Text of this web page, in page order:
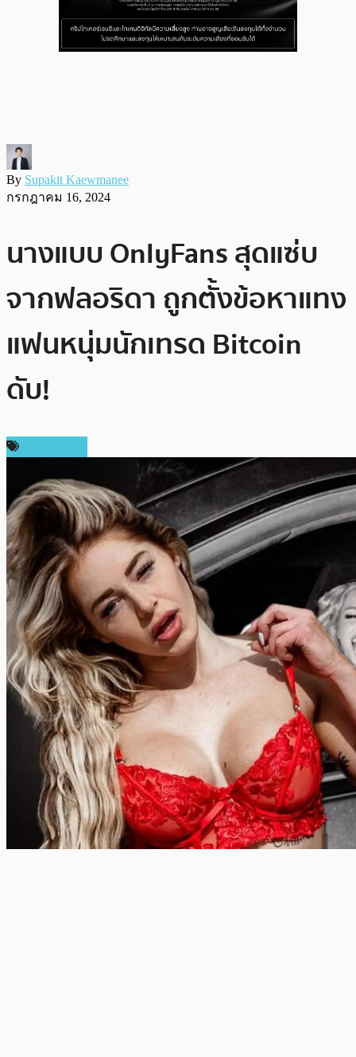
By Supakit Kaewmanee
กรกฎาคม 16, 2024
นางแบบ OnlyFans สุดแซ่บ
จากฟลอริดา ถูกตั้งข้อหาแทง
แฟนหนุ่มนักเทรด Bitcoin
ดับ!